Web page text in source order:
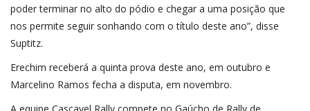
poder terminar no alto do pódio e chegar a uma posição que
nos permite seguir sonhando com o título deste ano”, disse
Suptitz.
Erechim receberá a quinta prova deste ano, em outubro e
Marcelino Ramos fecha a disputa, em novembro.